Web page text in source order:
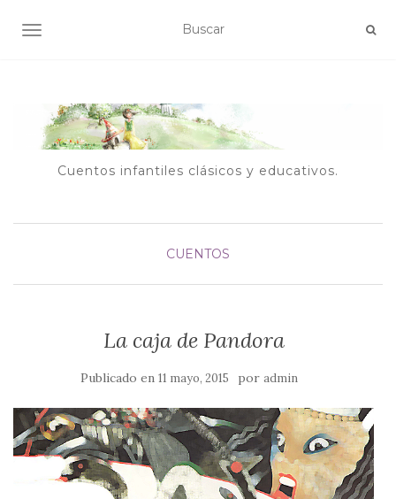
ALTERNAR NAVEGACIÓN
Cuentos infantiles clásicos y educativos.
CUENTOS
La caja de Pandora
Publicado en 11 mayo, 2015 por admin